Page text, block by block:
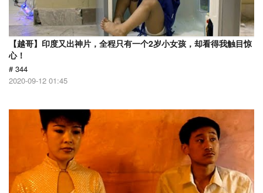
【越哥】印度又出神片，全程只有一个2岁小女孩，却看得我触目惊
心！
# 344
2020-09-12 01:45